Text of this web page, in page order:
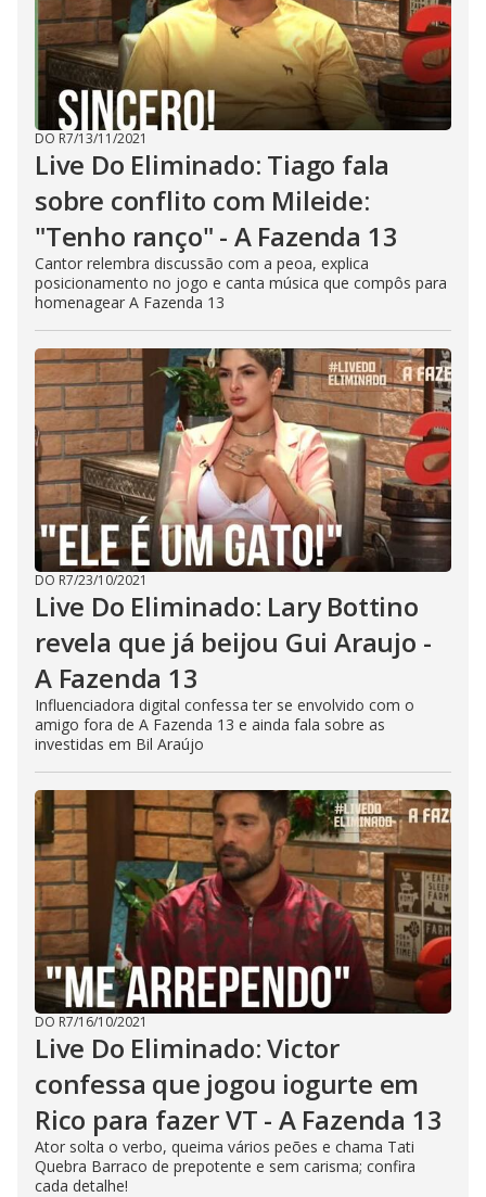
DO R7/13/11/2021
Live Do Eliminado: Tiago fala
sobre conflito com Mileide:
"Tenho ranço" - A Fazenda 13
Cantor relembra discussão com a peoa, explica
posicionamento no jogo e canta música que compôs para
homenagear A Fazenda 13
DO R7/23/10/2021
Live Do Eliminado: Lary Bottino
revela que já beijou Gui Araujo -
A Fazenda 13
Influenciadora digital confessa ter se envolvido com o
amigo fora de A Fazenda 13 e ainda fala sobre as
investidas em Bil Araújo
DO R7/16/10/2021
Live Do Eliminado: Victor
confessa que jogou iogurte em
Rico para fazer VT - A Fazenda 13
Ator solta o verbo, queima vários peões e chama Tati
Quebra Barraco de prepotente e sem carisma; confira
cada detalhe!